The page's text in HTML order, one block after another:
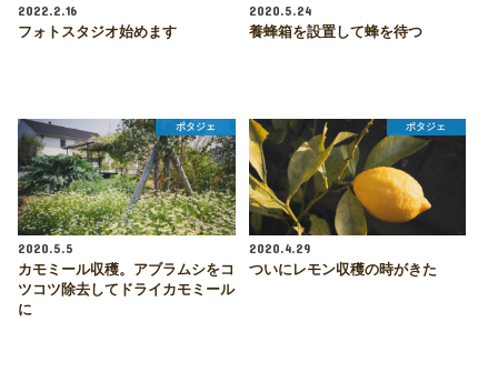
2022.2.16
フォトスタジオ始めます
2020.5.24
養蜂箱を設置して蜂を待つ
ポタジェ
2020.5.5
カモミール収穫。アブラムシをコ
ツコツ除去してドライカモミール
に
ポタジェ
2020.4.29
ついにレモン収穫の時がきた